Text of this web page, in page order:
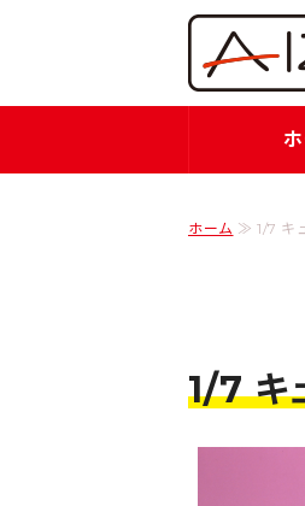
ホーム ≫ 1/7 キ
1/7 キ